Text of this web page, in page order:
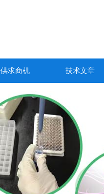
供求商机 技术文章